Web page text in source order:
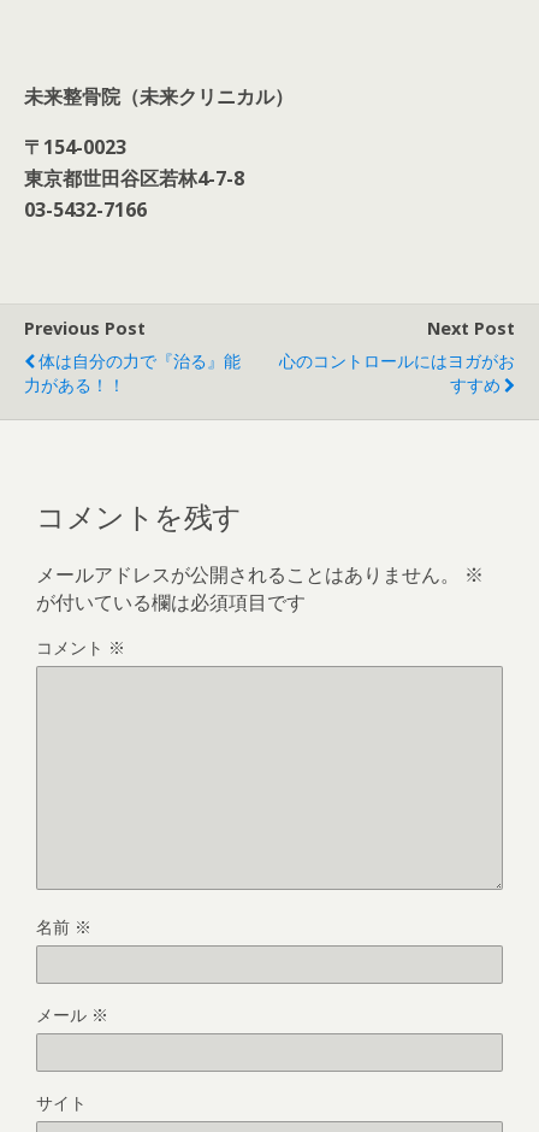
未来整骨院（未来クリニカル）
〒 154-0023
東京都世田谷区若林4-7-8
03-5432-7166
Previous Post
体は自分の力で『治る』能
力がある！！
Next Post
心のコントロールにはヨガがお
すすめ
コメントを残す
メールアドレスが公開されることはありません。
※
が付いている欄は必須項目です
コメント ※
名前 ※
メール ※
サイト